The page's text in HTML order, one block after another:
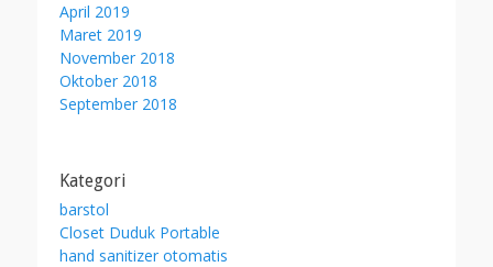
April 2019
Maret 2019
November 2018
Oktober 2018
September 2018
Kategori
barstol
Closet Duduk Portable
hand sanitizer otomatis